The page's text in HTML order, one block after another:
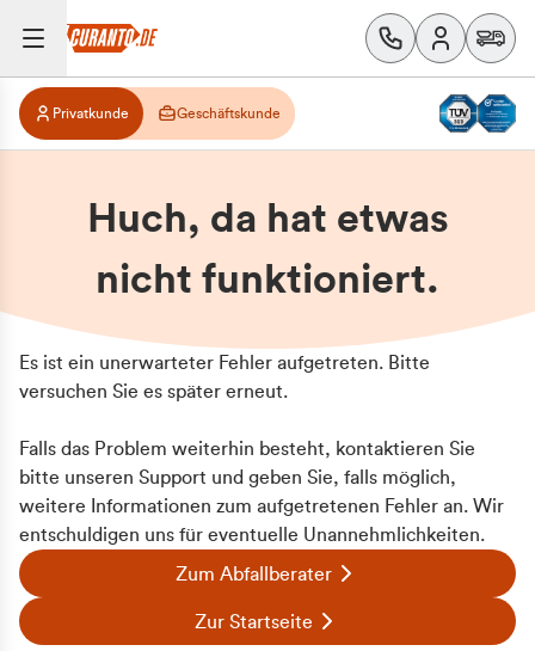
Privatkunde Geschäftskunde
Huch, da hat etwas
nicht funktioniert.
Es ist ein unerwarteter Fehler aufgetreten. Bitte
versuchen Sie es später erneut.
Falls das Problem weiterhin besteht, kontaktieren Sie
bitte unseren Support und geben Sie, falls möglich,
weitere Informationen zum aufgetretenen Fehler an. Wir
entschuldigen uns für eventuelle Unannehmlichkeiten.
Zum Abfallberater
Zur Startseite